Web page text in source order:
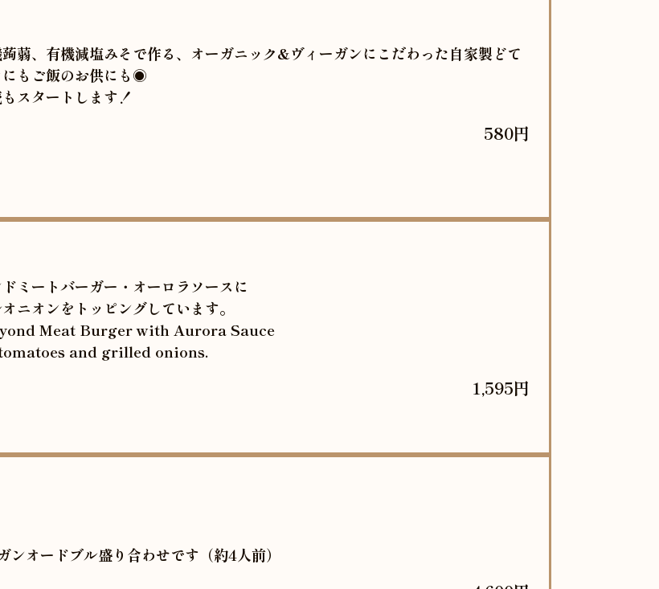
蒻、有機減塩みそで作る、オーガニック&ヴィーガンにこだわった自家製どて
もご飯のお供にも◉
スタートします！
580円
ミートバーガー・オーロラソースに
ニオンをトッピングしています。
Meat Burger with Aurora Sauce
and grilled onions.
1,595円
ンオードブル盛り合わせです（約4人前）